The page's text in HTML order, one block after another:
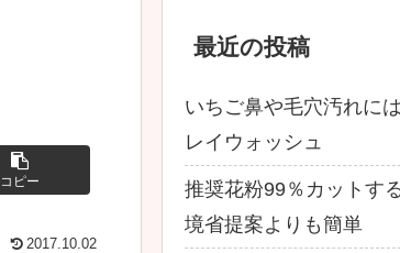
コピー
2017.10.02
最近の投稿
いちご鼻や毛穴汚れに
レイウォッシュ
推奨花粉99％カットす
境省提案よりも簡単